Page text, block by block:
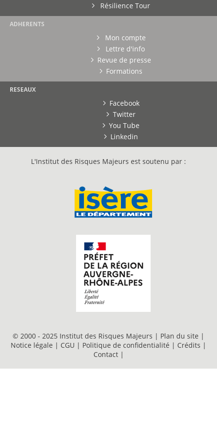
Résilience Tour
ADHERENTS
Mon compte
Lettre d'info
Revue de presse
Formations
RESEAUX
Facebook
Twitter
You Tube
Linkedin
L'Institut des Risques Majeurs est soutenu par :
© 2000 - 2025 Institut des Risques Majeurs | Plan du site |
Notice légale | CGU | Politique de confidentialité | Crédits |
Contact |